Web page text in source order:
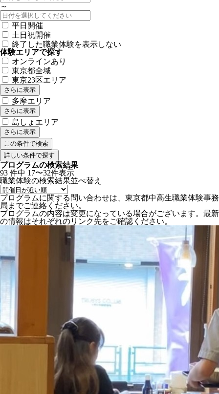
～
平日開催
土日祝開催
終了した職業体験を表示しない
体験エリアで探す
オンラインあり
東京都全域
東京23区エリア
さらに表示
多摩エリア
さらに表示
島しょエリア
さらに表示
詳しい条件で探す
プログラムの検索結果
93 件中 17〜32件表示
職業体験の検索結果並べ替え
プログラムに関する問い合わせは、東京都中高生職業体験事務
局までご連絡ください。
プログラムの内容は変更になっている場合がございます。最新
の情報はそれぞれのリンク先をご確認ください。